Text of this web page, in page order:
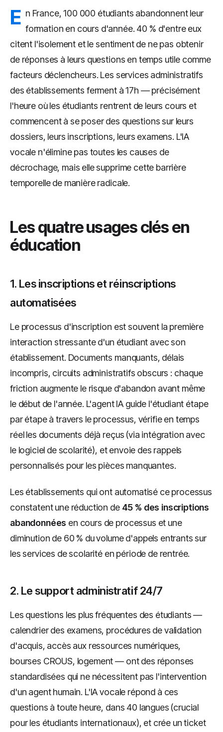
E n France, 100 000 étudiants abandonnent leur
formation en cours d'année. 40 % d'entre eux
citent l'isolement et le sentiment de ne pas obtenir
de réponses à leurs questions en temps utile comme
facteurs déclencheurs. Les services administratifs
des établissements ferment à 17h — précisément
l'heure où les étudiants rentrent de leurs cours et
commencent à se poser des questions sur leurs
dossiers, leurs inscriptions, leurs examens. L'IA
vocale n'élimine pas toutes les causes de
décrochage, mais elle supprime cette barrière
temporelle de manière radicale.
Les quatre usages clés en
éducation
1. Les inscriptions et réinscriptions
automatisées
Le processus d'inscription est souvent la première
interaction stressante d'un étudiant avec son
établissement. Documents manquants, délais
incompris, circuits administratifs obscurs : chaque
friction augmente le risque d'abandon avant même
le début de l'année. L'agent IA guide l'étudiant étape
par étape à travers le processus, vérifie en temps
réel les documents déjà reçus (via intégration avec
le logiciel de scolarité), et envoie des rappels
personnalisés pour les pièces manquantes.
Les établissements qui ont automatisé ce processus
constatent une réduction de 45 % des inscriptions
abandonnées en cours de processus et une
diminution de 60 % du volume d'appels entrants sur
les services de scolarité en période de rentrée.
2. Le support administratif 24/7
Les questions les plus fréquentes des étudiants —
calendrier des examens, procédures de validation
d'acquis, accès aux ressources numériques,
bourses CROUS, logement — ont des réponses
standardisées qui ne nécessitent pas l'intervention
d'un agent humain. L'IA vocale répond à ces
questions à toute heure, dans 40 langues (crucial
pour les étudiants internationaux), et crée un ticket